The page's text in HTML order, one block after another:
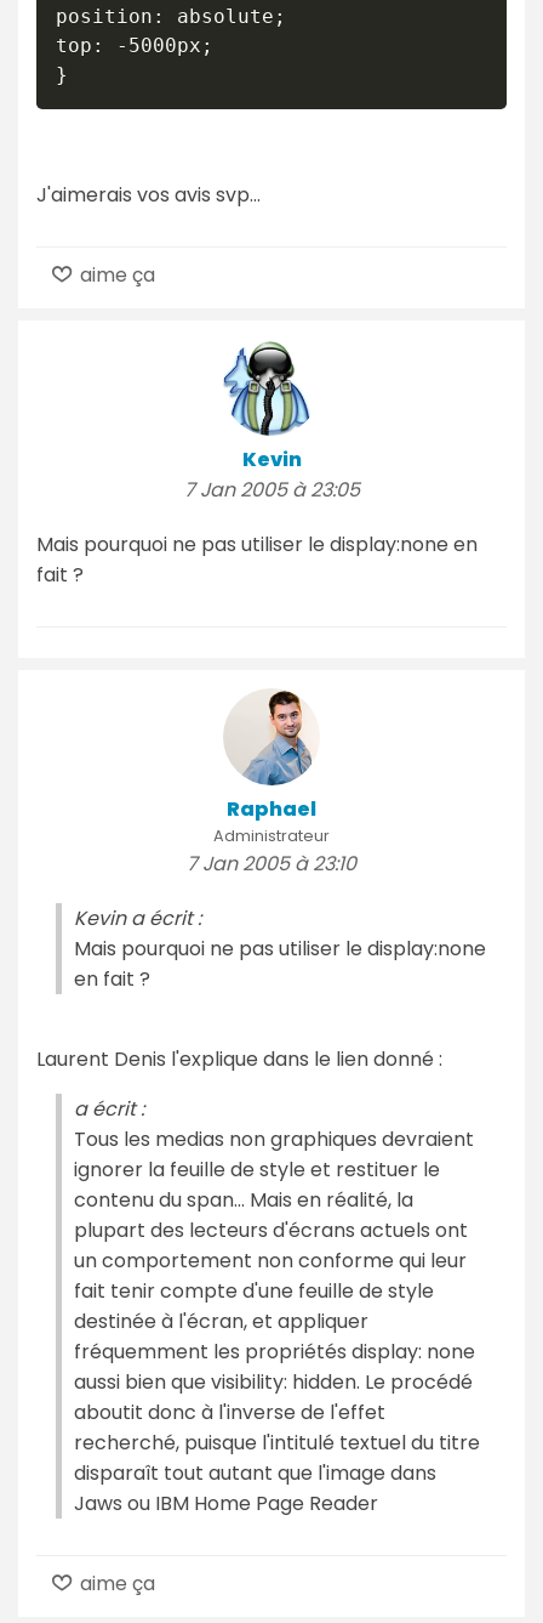
position: absolute;
top: -5000px;
}
J'aimerais vos avis svp...
aime ça
Kevin
7 Jan 2005 à 23:05
Mais pourquoi ne pas utiliser le display:none en
fait ?
Raphael
Administrateur
7 Jan 2005 à 23:10
Kevin a écrit :
Mais pourquoi ne pas utiliser le display:none
en fait ?
Laurent Denis l'explique dans le lien donné :
a écrit :
Tous les medias non graphiques devraient
ignorer la feuille de style et restituer le
contenu du span... Mais en réalité, la
plupart des lecteurs d'écrans actuels ont
un comportement non conforme qui leur
fait tenir compte d'une feuille de style
destinée à l'écran, et appliquer
fréquemment les propriétés display: none
aussi bien que visibility: hidden. Le procédé
aboutit donc à l'inverse de l'effet
recherché, puisque l'intitulé textuel du titre
disparaît tout autant que l'image dans
Jaws ou IBM Home Page Reader
aime ça